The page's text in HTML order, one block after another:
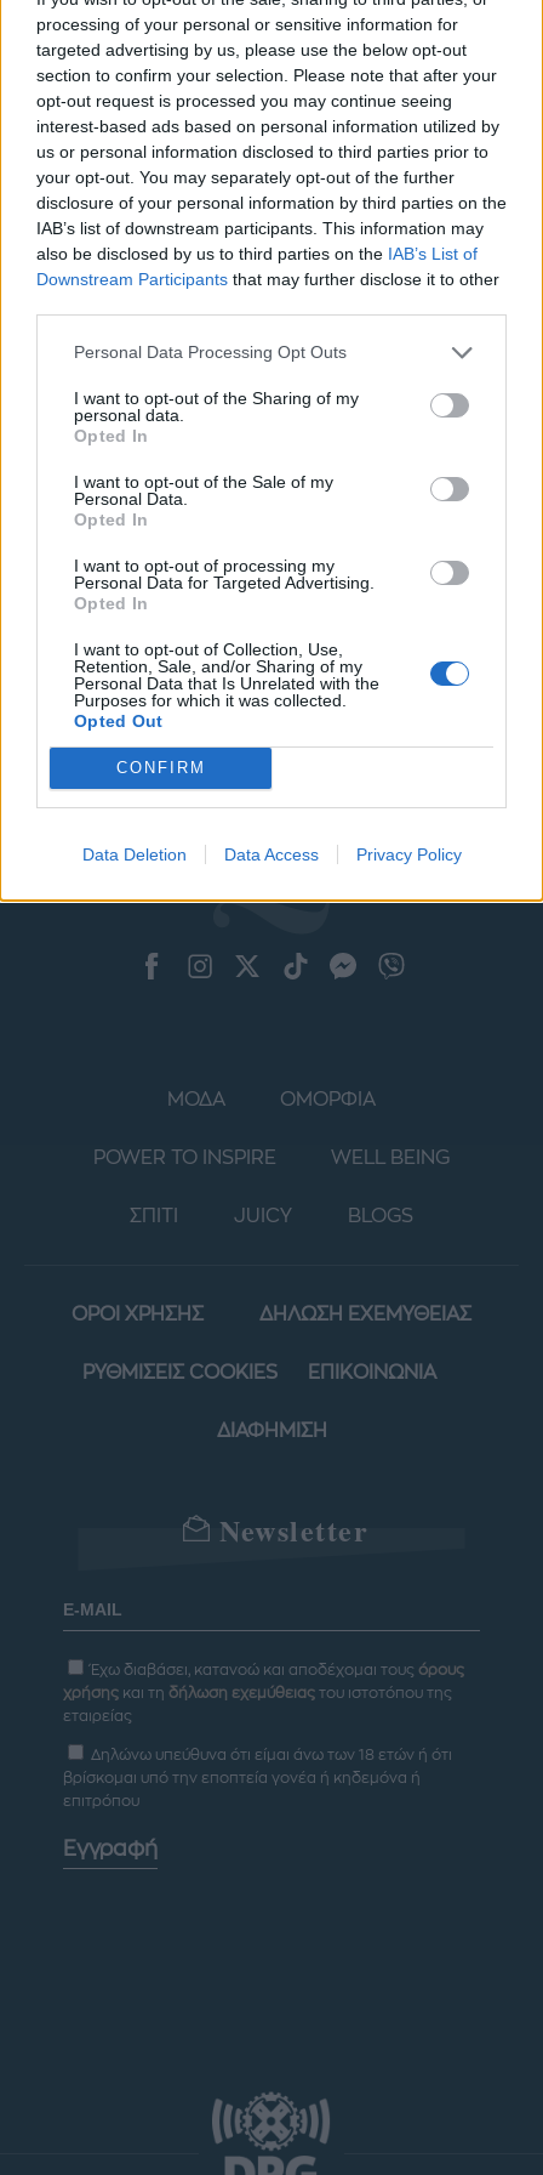
processing of your personal or sensitive information for
targeted advertising by us, please use the below opt-out
section to confirm your selection. Please note that after your
opt-out request is processed you may continue seeing
interest-based ads based on personal information utilized by
us or personal information disclosed to third parties prior to
your opt-out. You may separately opt-out of the further
disclosure of your personal information by third parties on the
IAB’s list of downstream participants. This information may
also be disclosed by us to third parties on the IAB’s List of
Downstream Participants that may further disclose it to other
Personal Data Processing Opt Outs
I want to opt-out of the Sharing of my
personal data.
Opted In
I want to opt-out of the Sale of my
Personal Data.
Opted In
I want to opt-out of processing my
Personal Data for Targeted Advertising.
Opted In
I want to opt-out of Collection, Use,
Retention, Sale, and/or Sharing of my
Personal Data that Is Unrelated with the
Purposes for which it was collected.
Opted Out
CONFIRM
Data Deletion Data Access Privacy Policy
Γιώργου Παπακώστα
είναι πεντανόστιμη
και μπορούν να την
κάνουν όλοι !!!
Yummy συνταγή για
να κερδίσετε τις
εντυπώσεις !!!
ΜΟΔΑ ΟΜΟΡΦΙΑ
POWER TO INSPIRE WELL BEING
ΣΠΙΤΙ JUICY BLOGS
ΟΡΟΙ ΧΡΗΣΗΣ ΔΗΛΩΣΗ ΕΧΕΜΥΘΕΙΑΣ
ΡΥΘΜΙΣΕΙΣ COOKIES ΕΠΙΚΟΙΝΩΝΙΑ
ΔΙΑΦΗΜΙΣΗ
Newsletter
Έχω διαβάσει, κατανοώ και αποδέχομαι τους όρους
χρήσης και τη δήλωση εχεμύθειας του ιστοτόπου της
εταιρείας
Δηλώνω υπεύθυνα ότι είμαι άνω των 18 ετών ή ότι
βρίσκομαι υπό την εποπτεία γονέα ή κηδεμόνα ή
επιτρόπου
Εγγραφή